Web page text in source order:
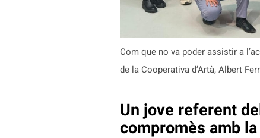
Com que no va poder assistir a
de la Cooperativa d’Artà, Albert
Un jove referent
compromès amb